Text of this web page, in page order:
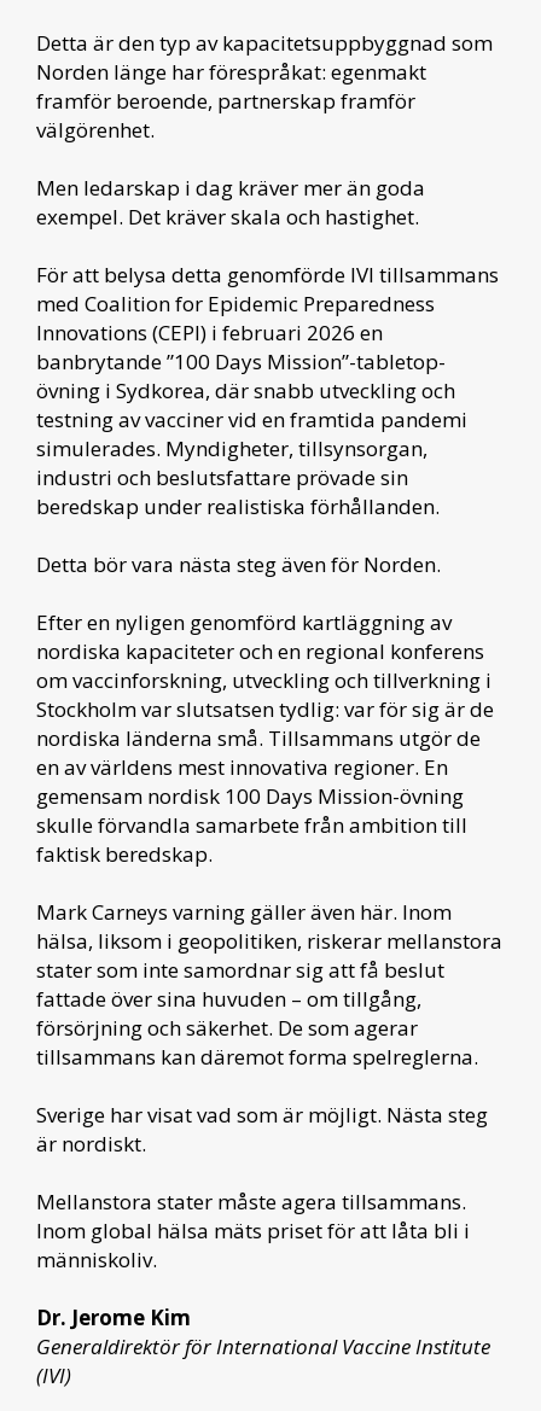
Detta är den typ av kapacitetsuppbyggnad som
Norden länge har förespråkat: egenmakt
framför beroende, partnerskap framför
välgörenhet.
Men ledarskap i dag kräver mer än goda
exempel. Det kräver skala och hastighet.
För att belysa detta genomförde IVI tillsammans
med Coalition for Epidemic Preparedness
Innovations (CEPI) i februari 2026 en
banbrytande ”100 Days Mission”-tabletop-
övning i Sydkorea, där snabb utveckling och
testning av vacciner vid en framtida pandemi
simulerades. Myndigheter, tillsynsorgan,
industri och beslutsfattare prövade sin
beredskap under realistiska förhållanden.
Detta bör vara nästa steg även för Norden.
Efter en nyligen genomförd kartläggning av
nordiska kapaciteter och en regional konferens
om vaccinforskning, utveckling och tillverkning i
Stockholm var slutsatsen tydlig: var för sig är de
nordiska länderna små. Tillsammans utgör de
en av världens mest innovativa regioner. En
gemensam nordisk 100 Days Mission-övning
skulle förvandla samarbete från ambition till
faktisk beredskap.
Mark Carneys varning gäller även här. Inom
hälsa, liksom i geopolitiken, riskerar mellanstora
stater som inte samordnar sig att få beslut
fattade över sina huvuden – om tillgång,
försörjning och säkerhet. De som agerar
tillsammans kan däremot forma spelreglerna.
Sverige har visat vad som är möjligt. Nästa steg
är nordiskt.
Mellanstora stater måste agera tillsammans.
Inom global hälsa mäts priset för att låta bli i
människoliv.
Dr. Jerome Kim
Generaldirektör för International Vaccine Institute
(IVI)